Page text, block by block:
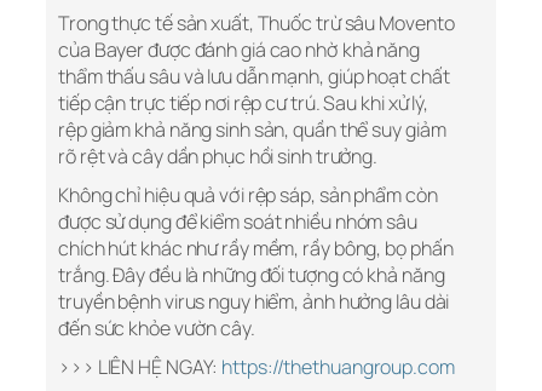
Trong thực tế sản xuất, Thuốc trừ sâu Movento
của Bayer được đánh giá cao nhờ khả năng
thẩm thấu sâu và lưu dẫn mạnh, giúp hoạt chất
tiếp cận trực tiếp nơi rệp cư trú. Sau khi xử lý,
rệp giảm khả năng sinh sản, quần thể suy giảm
rõ rệt và cây dần phục hồi sinh trưởng.
Không chỉ hiệu quả với rệp sáp, sản phẩm còn
được sử dụng để kiểm soát nhiều nhóm sâu
chích hút khác như rầy mềm, rầy bông, bọ phấn
trắng. Đây đều là những đối tượng có khả năng
truyền bệnh virus nguy hiểm, ảnh hưởng lâu dài
đến sức khỏe vườn cây.
>>> LIÊN HỆ NGAY: https://thethuangroup.com